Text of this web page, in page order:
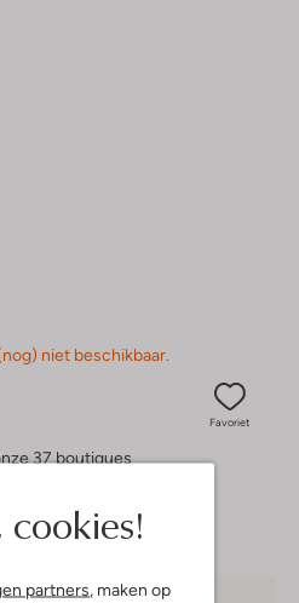
cookies!
partners, maken op
niet beschikbaar.
Favoriet
37 boutiques